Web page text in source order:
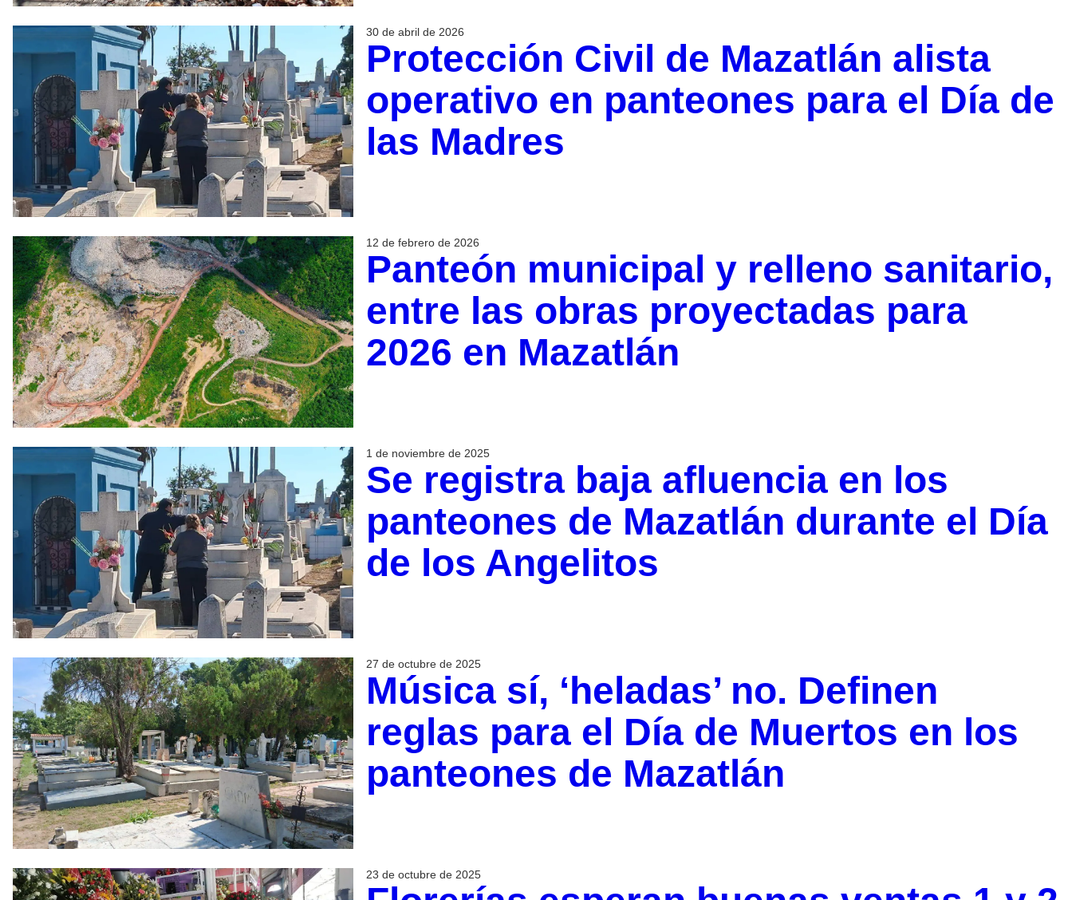
30 de abril de 2026
Protección Civil de Mazatlán alista
operativo en panteones para el Día de
las Madres
12 de febrero de 2026
Panteón municipal y relleno sanitario,
entre las obras proyectadas para
2026 en Mazatlán
1 de noviembre de 2025
Se registra baja afluencia en los
panteones de Mazatlán durante el Día
de los Angelitos
27 de octubre de 2025
Música sí, ‘heladas’ no. Definen
reglas para el Día de Muertos en los
panteones de Mazatlán
23 de octubre de 2025